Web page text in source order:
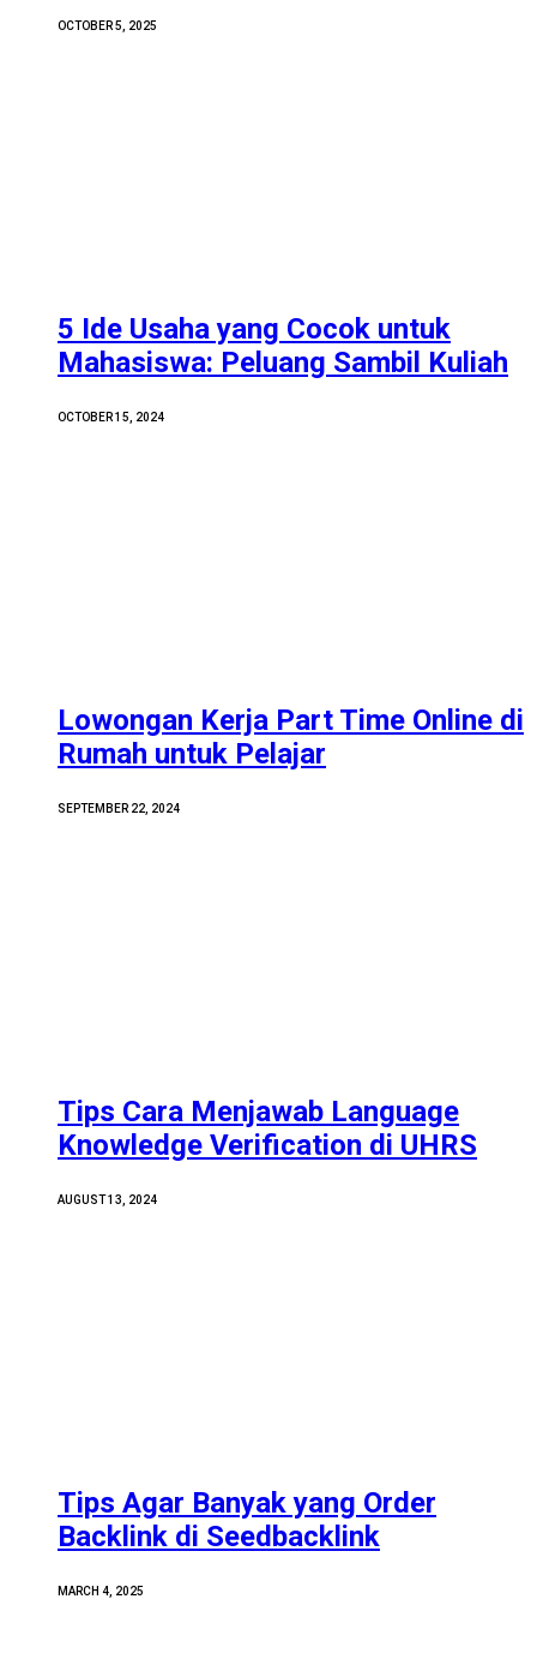
OCTOBER 5, 2025
5 Ide Usaha yang Cocok untuk
Mahasiswa: Peluang Sambil Kuliah
OCTOBER 15, 2024
Lowongan Kerja Part Time Online di
Rumah untuk Pelajar
SEPTEMBER 22, 2024
Tips Cara Menjawab Language
Knowledge Verification di UHRS
AUGUST 13, 2024
Tips Agar Banyak yang Order
Backlink di Seedbacklink
MARCH 4, 2025